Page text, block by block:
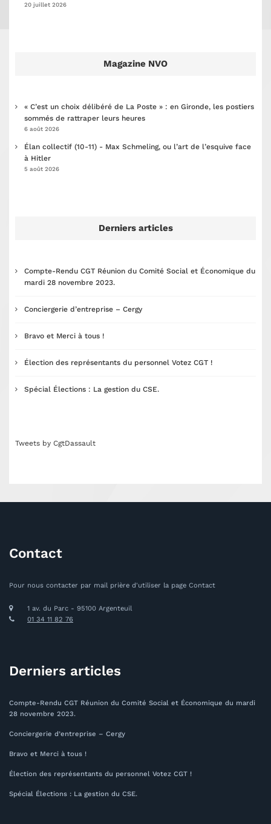
20 juillet 2026
Magazine NVO
« C’est un choix délibéré de La Poste » : en Gironde, les postiers
sommés de rattraper leurs heures
6 août 2026
Élan collectif (10-11) - Max Schmeling, ou l’art de l’esquive face
à Hitler
5 août 2026
Derniers articles
Compte-Rendu CGT Réunion du Comité Social et Économique du
mardi 28 novembre 2023.
Conciergerie d’entreprise – Cergy
Bravo et Merci à tous !
Élection des représentants du personnel Votez CGT !
Spécial Élections : La gestion du CSE.
Tweets by CgtDassault
Contact
Pour nous contacter par mail prière d'utiliser la page Contact
1 av. du Parc - 95100 Argenteuil
01 34 11 82 76
Derniers articles
Compte-Rendu CGT Réunion du Comité Social et Économique du mardi
28 novembre 2023.
Conciergerie d’entreprise – Cergy
Bravo et Merci à tous !
Élection des représentants du personnel Votez CGT !
Spécial Élections : La gestion du CSE.